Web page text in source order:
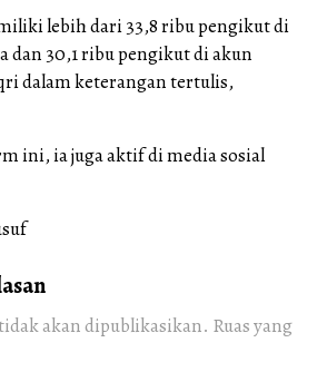
lebih dari 33,8 ribu pengikut di
dan 30,1 ribu pengikut di akun
dalam keterangan tertulis,
ini, ia juga aktif di media sosial
akan dipublikasikan. Ruas yang